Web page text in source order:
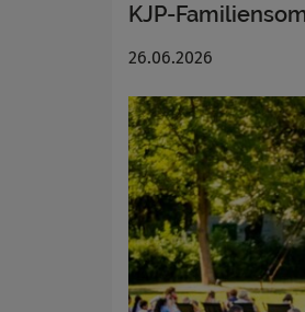
KJP-
26.06.2026